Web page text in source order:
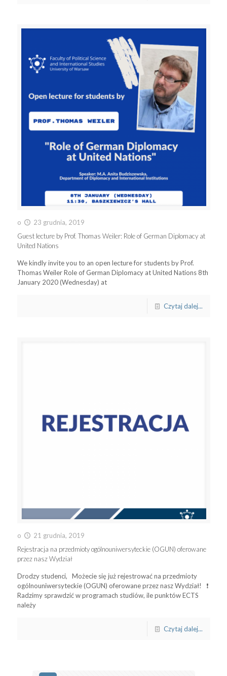
o
23 grudnia, 2019
Guest lecture by Prof. Thomas Weiler: Role of German Diplomacy at
United Nations
We kindly invite you to an open lecture for students by Prof.
Thomas Weiler Role of German Diplomacy at United Nations 8th
January 2020 (Wednesday) at
Czytaj dalej...
o
21 grudnia, 2019
Rejestracja na przedmioty ogólnouniwersyteckie (OGUN) oferowane
przez nasz Wydział
Drodzy studenci, Możecie się już rejestrować na przedmioty
ogólnouniwersyteckie (OGUN) oferowane przez nasz Wydział! ❗
Radzimy sprawdzić w programach studiów, ile punktów ECTS
należy
Czytaj dalej...